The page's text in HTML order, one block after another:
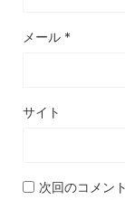
メール *
サイト
次回のコメン